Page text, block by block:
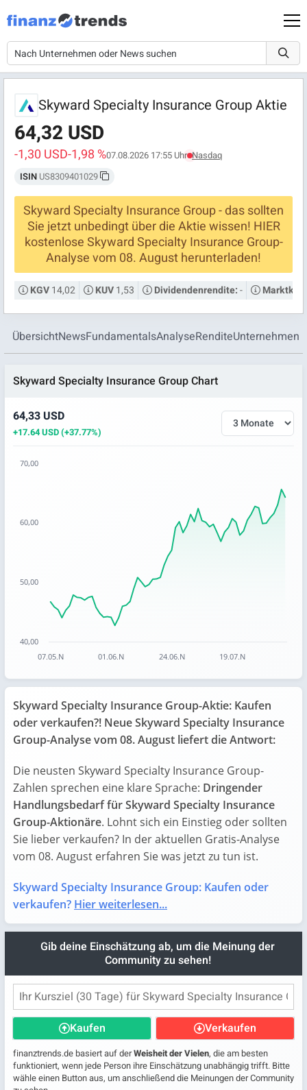
Skyward Specialty Insurance Group Aktie
64,32 USD
-1,30 USD-1,98 %07.08.2026 17:55 Uhr Nasdaq
ISIN US8309401029
Skyward Specialty Insurance Group - das sollten
Sie jetzt unbedingt über die Aktie wissen! HIER
kostenlose Skyward Specialty Insurance Group-
Analyse vom 08. August herunterladen!
KGV14,02 KUV1,53 Dividendenrendite:-
ÜbersichtNewsFundamentalsAnalyseRenditeUnternehmen
Skyward Specialty Insurance Group Chart
64,33 USD
+17.64 USD (+37.77%)
The chart has 1 X axis displaying categories.
The chart has 1 Y axis displaying values. Data ranges from
07.05.N 01.06.N 24.06.N 19.07.N
40,00
50,00
60,00
70,00
Skyward Specialty Insurance Group-Aktie: Kaufen
oder verkaufen?! Neue Skyward Specialty Insurance
Group-Analyse vom 08. August liefert die Antwort:
Die neusten Skyward Specialty Insurance Group-
Zahlen sprechen eine klare Sprache: Dringender
Handlungsbedarf für Skyward Specialty Insurance
Group-Aktionäre. Lohnt sich ein Einstieg oder sollten
Sie lieber verkaufen? In der aktuellen Gratis-Analyse
vom 08. August erfahren Sie was jetzt zu tun ist.
Skyward Specialty Insurance Group: Kaufen oder
verkaufen? Hier weiterlesen...
Gib deine Einschätzung ab, um die Meinung der
Community zu sehen!
Kaufen Verkaufen
finanztrends.de basiert auf derWeisheit der Vielen, die am besten
funktioniert, wenn jede Person ihre Einschätzung unabhängig trifft. Bitte
wähle einen Button aus, um anschließend die Meinungen der Community